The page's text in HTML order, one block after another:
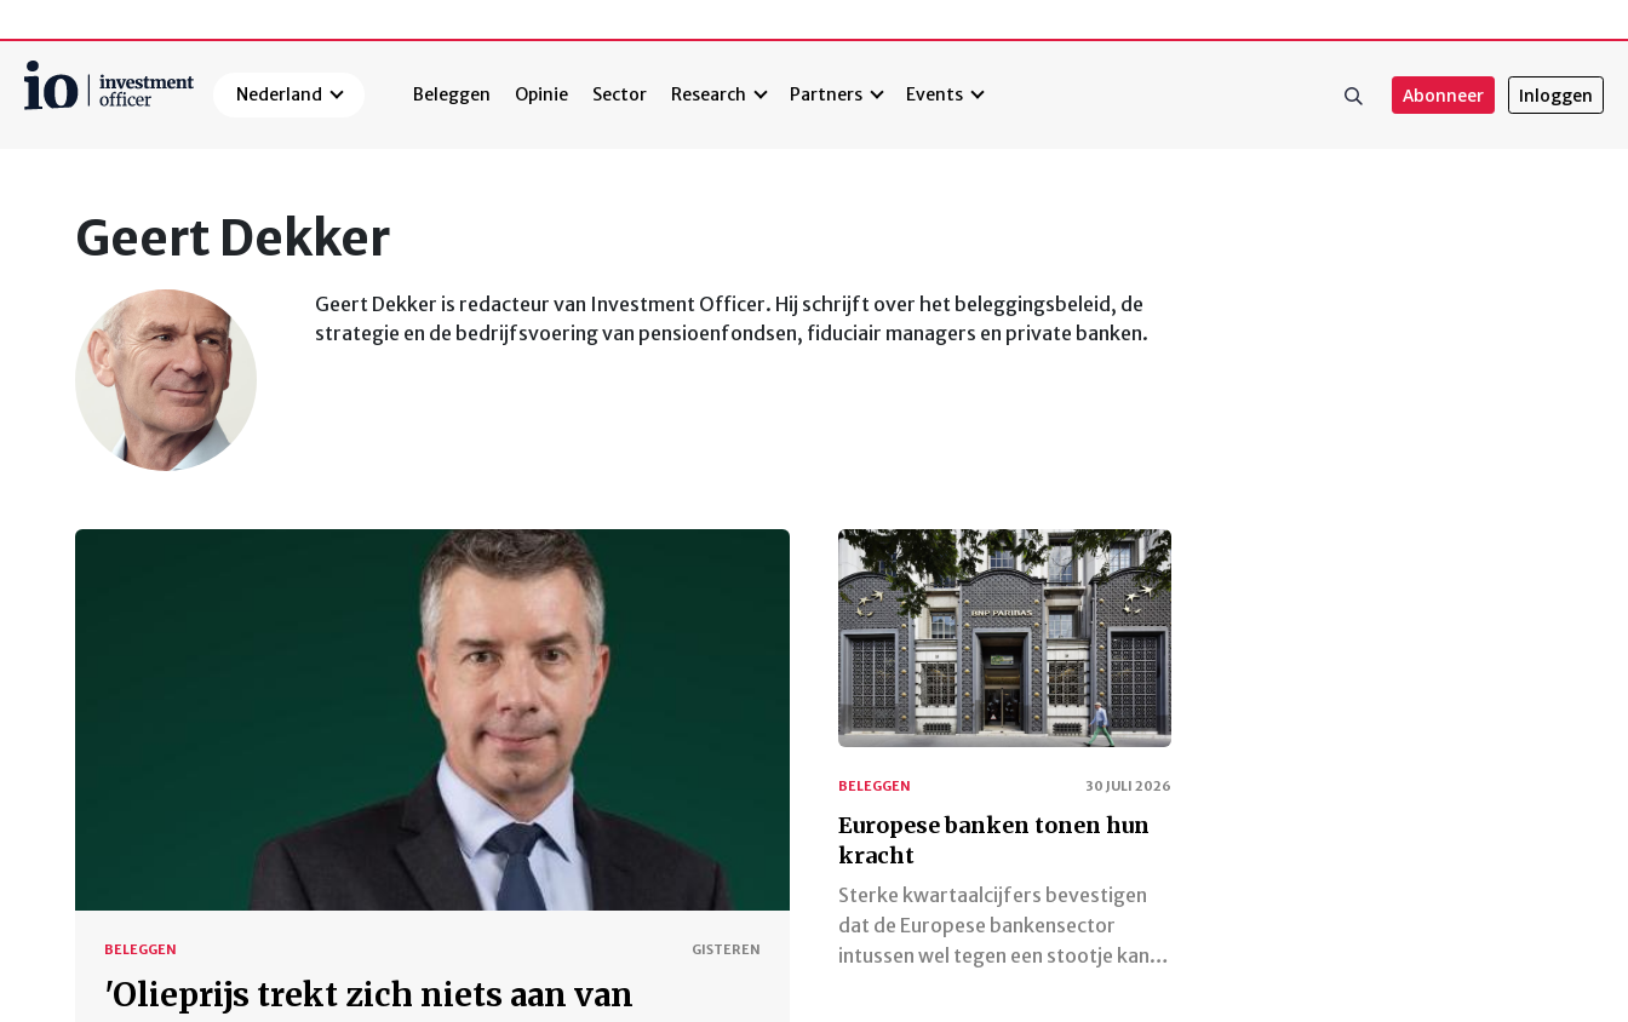
Nederland Beleggen Opinie Sector Research Partners Events Abonneer Inloggen
Geert Dekker
Geert Dekker is redacteur van Investment Officer. Hij schrijft over het beleggingsbeleid, de
strategie en de bedrijfsvoering van pensioenfondsen, fiduciair managers en private banken.
BELEGGEN GISTEREN
'Olieprijs trekt zich niets aan van
BELEGGEN 30 JULI 2026
Europese banken tonen hun
kracht
Sterke kwartaalcijfers bevestigen
dat de Europese bankensector
intussen wel tegen een stootje kan…